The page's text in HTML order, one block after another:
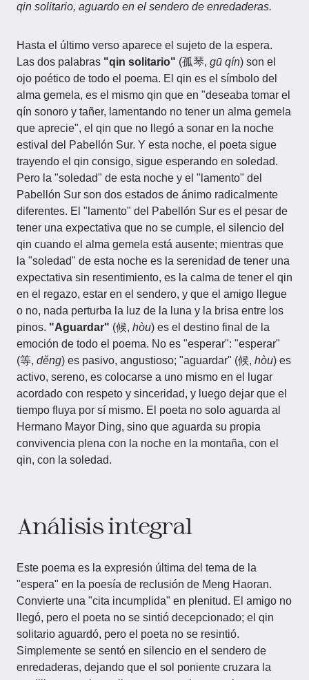
qin solitario, aguardo en el sendero de enredaderas.
Hasta el último verso aparece el sujeto de la espera.
Las dos palabras "qin solitario" (孤琴, gū qín) son el
ojo poético de todo el poema. El qin es el símbolo del
alma gemela, es el mismo qin que en "deseaba tomar el
qín sonoro y tañer, lamentando no tener un alma gemela
que aprecie", el qin que no llegó a sonar en la noche
estival del Pabellón Sur. Y esta noche, el poeta sigue
trayendo el qin consigo, sigue esperando en soledad.
Pero la "soledad" de esta noche y el "lamento" del
Pabellón Sur son dos estados de ánimo radicalmente
diferentes. El "lamento" del Pabellón Sur es el pesar de
tener una expectativa que no se cumple, el silencio del
qin cuando el alma gemela está ausente; mientras que
la "soledad" de esta noche es la serenidad de tener una
expectativa sin resentimiento, es la calma de tener el qin
en el regazo, estar en el sendero, y que el amigo llegue
o no, nada perturba la luz de la luna y la brisa entre los
pinos. "Aguardar" (候, hòu) es el destino final de la
emoción de todo el poema. No es "esperar": "esperar"
(等, děng) es pasivo, angustioso; "aguardar" (候, hòu) es
activo, sereno, es colocarse a uno mismo en el lugar
acordado con respeto y sinceridad, y luego dejar que el
tiempo fluya por sí mismo. El poeta no solo aguarda al
Hermano Mayor Ding, sino que aguarda su propia
convivencia plena con la noche en la montaña, con el
qin, con la soledad.
Análisis integral
Este poema es la expresión última del tema de la
"espera" en la poesía de reclusión de Meng Haoran.
Convierte una "cita incumplida" en plenitud. El amigo no
llegó, pero el poeta no se sintió decepcionado; el qin
solitario aguardó, pero el poeta no se resintió.
Simplemente se sentó en silencio en el sendero de
enredaderas, dejando que el sol poniente cruzara la